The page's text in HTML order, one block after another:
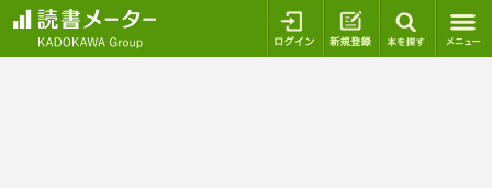
ログイン 新規登録